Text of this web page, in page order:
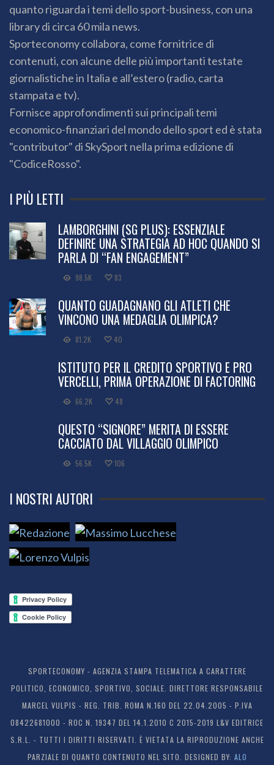
quanto riguarda i temi dello sport-business, con una
library di circa 60 mila news.
Sporteconomy collabora, come fornitrice di
contenuti, con alcune delle più importanti testate
giornalistiche in Italia e all’estero (radio, carta
stampata e tv).
Fornisce approfondimenti sui principali temi
economico-finanziari del mondo dello sport ed è stata
"contributor" di SkySport nella prima edizione di
"CodiceRosso".
I PIÙ LETTI
LAMBORGHINI (SG PLUS): ESSENZIALE
DEFINIRE UNA STRATEGIA AD HOC QUANDO SI
PARLA DI “FAN ENGAGEMENT”
98.5K 83
QUANTO GUADAGNANO GLI ATLETI CHE
VINCONO UNA MEDAGLIA OLIMPICA?
81.2K 40
ISTITUTO PER IL CREDITO SPORTIVO E PRO
VERCELLI, PRIMA OPERAZIONE DI FACTORING
66.2K 48
QUESTO “SIGNORE” MERITA DI ESSERE
CACCIATO DAL VILLAGGIO OLIMPICO
56.5K 106
I NOSTRI AUTORI
SPORTECONOMY - AGENZIA STAMPA TELEMATICA A CARATTERE
POLITICO, ECONOMICO, SPORTIVO, SOCIALE. DIRETTORE RESPONSABILE
MARCEL VULPIS - REG. TRIB. ROMA N.160 DEL 22.04.2005 - P.IVA
08422681000 - ROC N. 19347 DEL 14.1.2010 C 2015-2019 L&V EDITRICE
S.R.L. - TUTTI I DIRITTI RISERVATI. È VIETATA LA RIPRODUZIONE ANCHE
PARZIALE DI QUANTO CONTENUTO NEL SITO. DESIGNED BY: ALO